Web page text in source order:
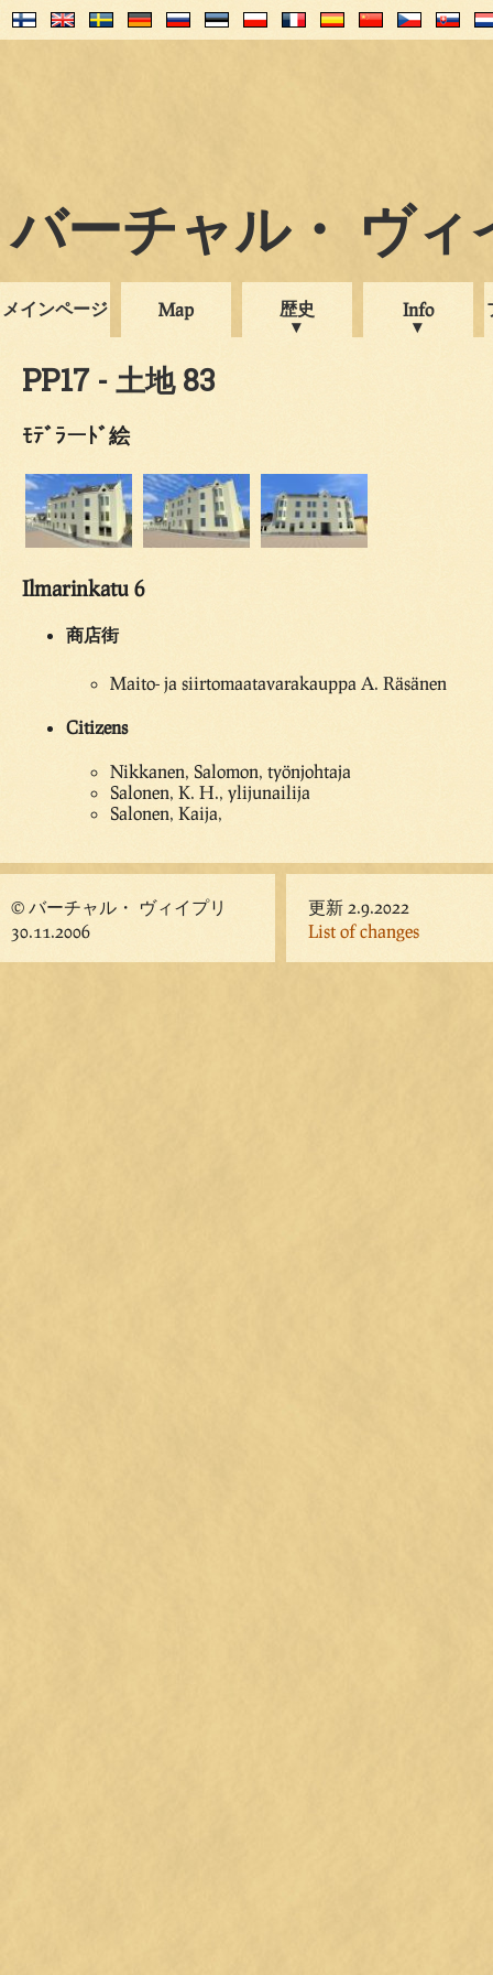
バーチャル・ ヴィ
メインページ Map 歴史 Info
PP17 - 土地 83
ﾓﾃﾞﾗーﾄﾞ絵
Ilmarinkatu 6
商店街
Maito- ja siirtomaatavarakauppa A. Räsänen
Citizens
Nikkanen, Salomon, työnjohtaja
Salonen, K. H., ylijunailija
Salonen, Kaija,
© バーチャル・ ヴィイプリ
30.11.2006
更新 2.9.2022
List of changes